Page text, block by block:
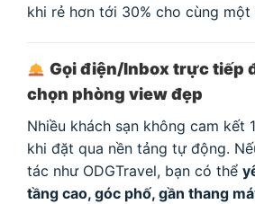
khi rẻ hơn tới 30% cho cùng một
Gọi điện/Inbox trực tiếp
chọn phòng view đẹp
Nhiều khách sạn không cam kết
khi đặt qua nền tảng tự động.
tác như ODGTravel, bạn có thể
tầng cao, góc phố, gần thang